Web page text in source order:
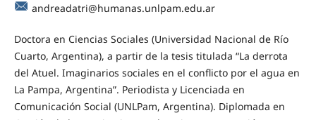
andreadatri@humanas.unlpam.edu.ar
Doctora en Ciencias Sociales (Universidad Nacional de Río
Cuarto, Argentina), a partir de la tesis titulada “La derrota
del Atuel. Imaginarios sociales en el conflicto por el agua en
La Pampa, Argentina”. Periodista y Licenciada en
Comunicación Social (UNLPam, Argentina). Diplomada en